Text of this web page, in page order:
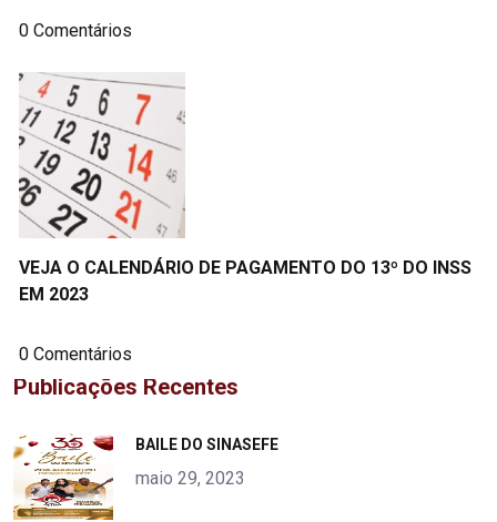
0 Comentários
VEJA O CALENDÁRIO DE PAGAMENTO DO 13º DO INSS
EM 2023
0 Comentários
Publicações Recentes
alt="product">
BAILE DO SINASEFE
maio 29, 2023